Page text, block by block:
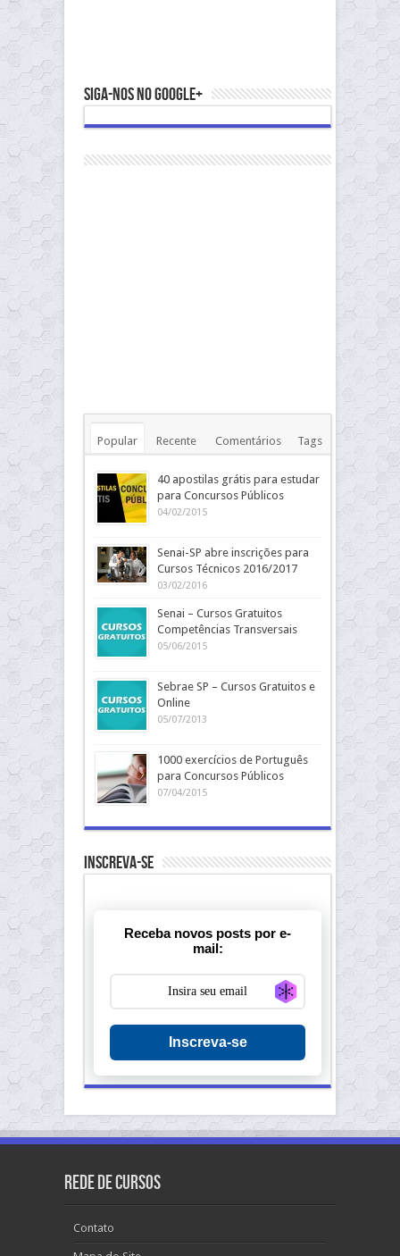
Siga-nos no Google+
Popular Recente Comentários Tags
40 apostilas grátis para estudar
para Concursos Públicos
04/02/2015
Senai-SP abre inscrições para
Cursos Técnicos 2016/2017
03/02/2016
Senai – Cursos Gratuitos
Competências Transversais
05/06/2015
Sebrae SP – Cursos Gratuitos e
Online
05/07/2013
1000 exercícios de Português
para Concursos Públicos
07/04/2015
Inscreva-se
Receba novos posts por e-
mail:
Inscreva-se
Rede de Cursos
Contato